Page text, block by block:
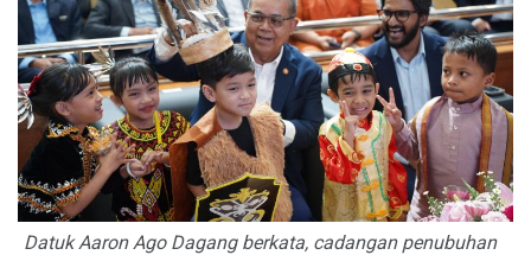
Datuk Aaron Ago Dagang berkata, cadangan penubuhan